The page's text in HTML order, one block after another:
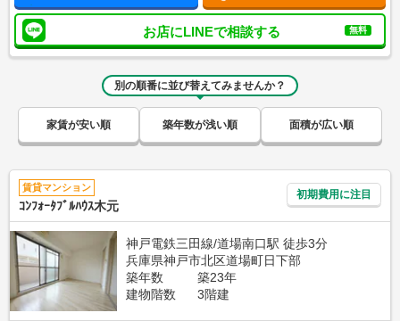
お店にLINEで相談する 無料
別の順番に並び替えてみませんか？
家賃が安い順 築年数が浅い順 面積が広い順
賃貸マンション
ｺﾝﾌｫｰﾀﾌﾞﾙﾊｳｽ木元
初期費用に注目
神戸電鉄三田線/道場南口駅 徒歩3分
兵庫県神戸市北区道場町日下部
築年数
築23年
建物階数
3階建